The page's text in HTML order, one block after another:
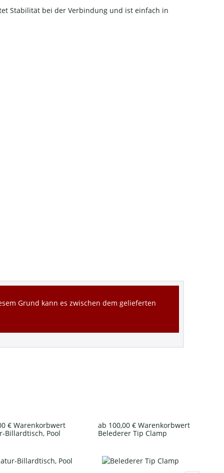
Stabilität bei der Verbindung und ist einfach in
Grund kann es zwischen dem gelieferten
€ Warenkorbwert
Billardtisch, Pool
ab 100,00 € Warenkorbwert
Belederer Tip Clamp